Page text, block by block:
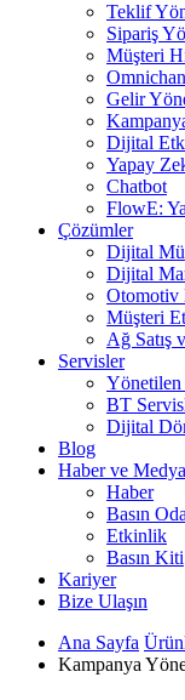
Teklif
Sipariş
Müşteri
Gelir
Dijital
Yapay
Chatbot
FlowE:
Çözümler
Dijital
Dijital
Otomotiv
Müşteri
Ağ Satış
Servisler
Yönetilen
BT
Dijital
Blog
Haber ve Medya
Haber
Basın
Etkinlik
Basın Kiti
Kariyer
Bize Ulaşın
Ana Sayfa
Kampanya